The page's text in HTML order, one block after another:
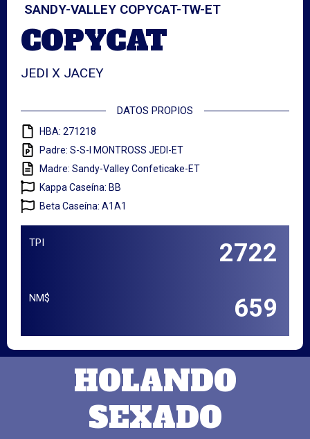
SANDY-VALLEY COPYCAT-TW-ET
COPYCAT
JEDI X JACEY
DATOS PROPIOS
HBA: 271218
Padre: S-S-I MONTROSS JEDI-ET
Madre: Sandy-Valley Confeticake-ET
Kappa Caseína: BB
Beta Caseína: A1A1
TPI 2722
NM$ 659
HOLANDO
SEXADO